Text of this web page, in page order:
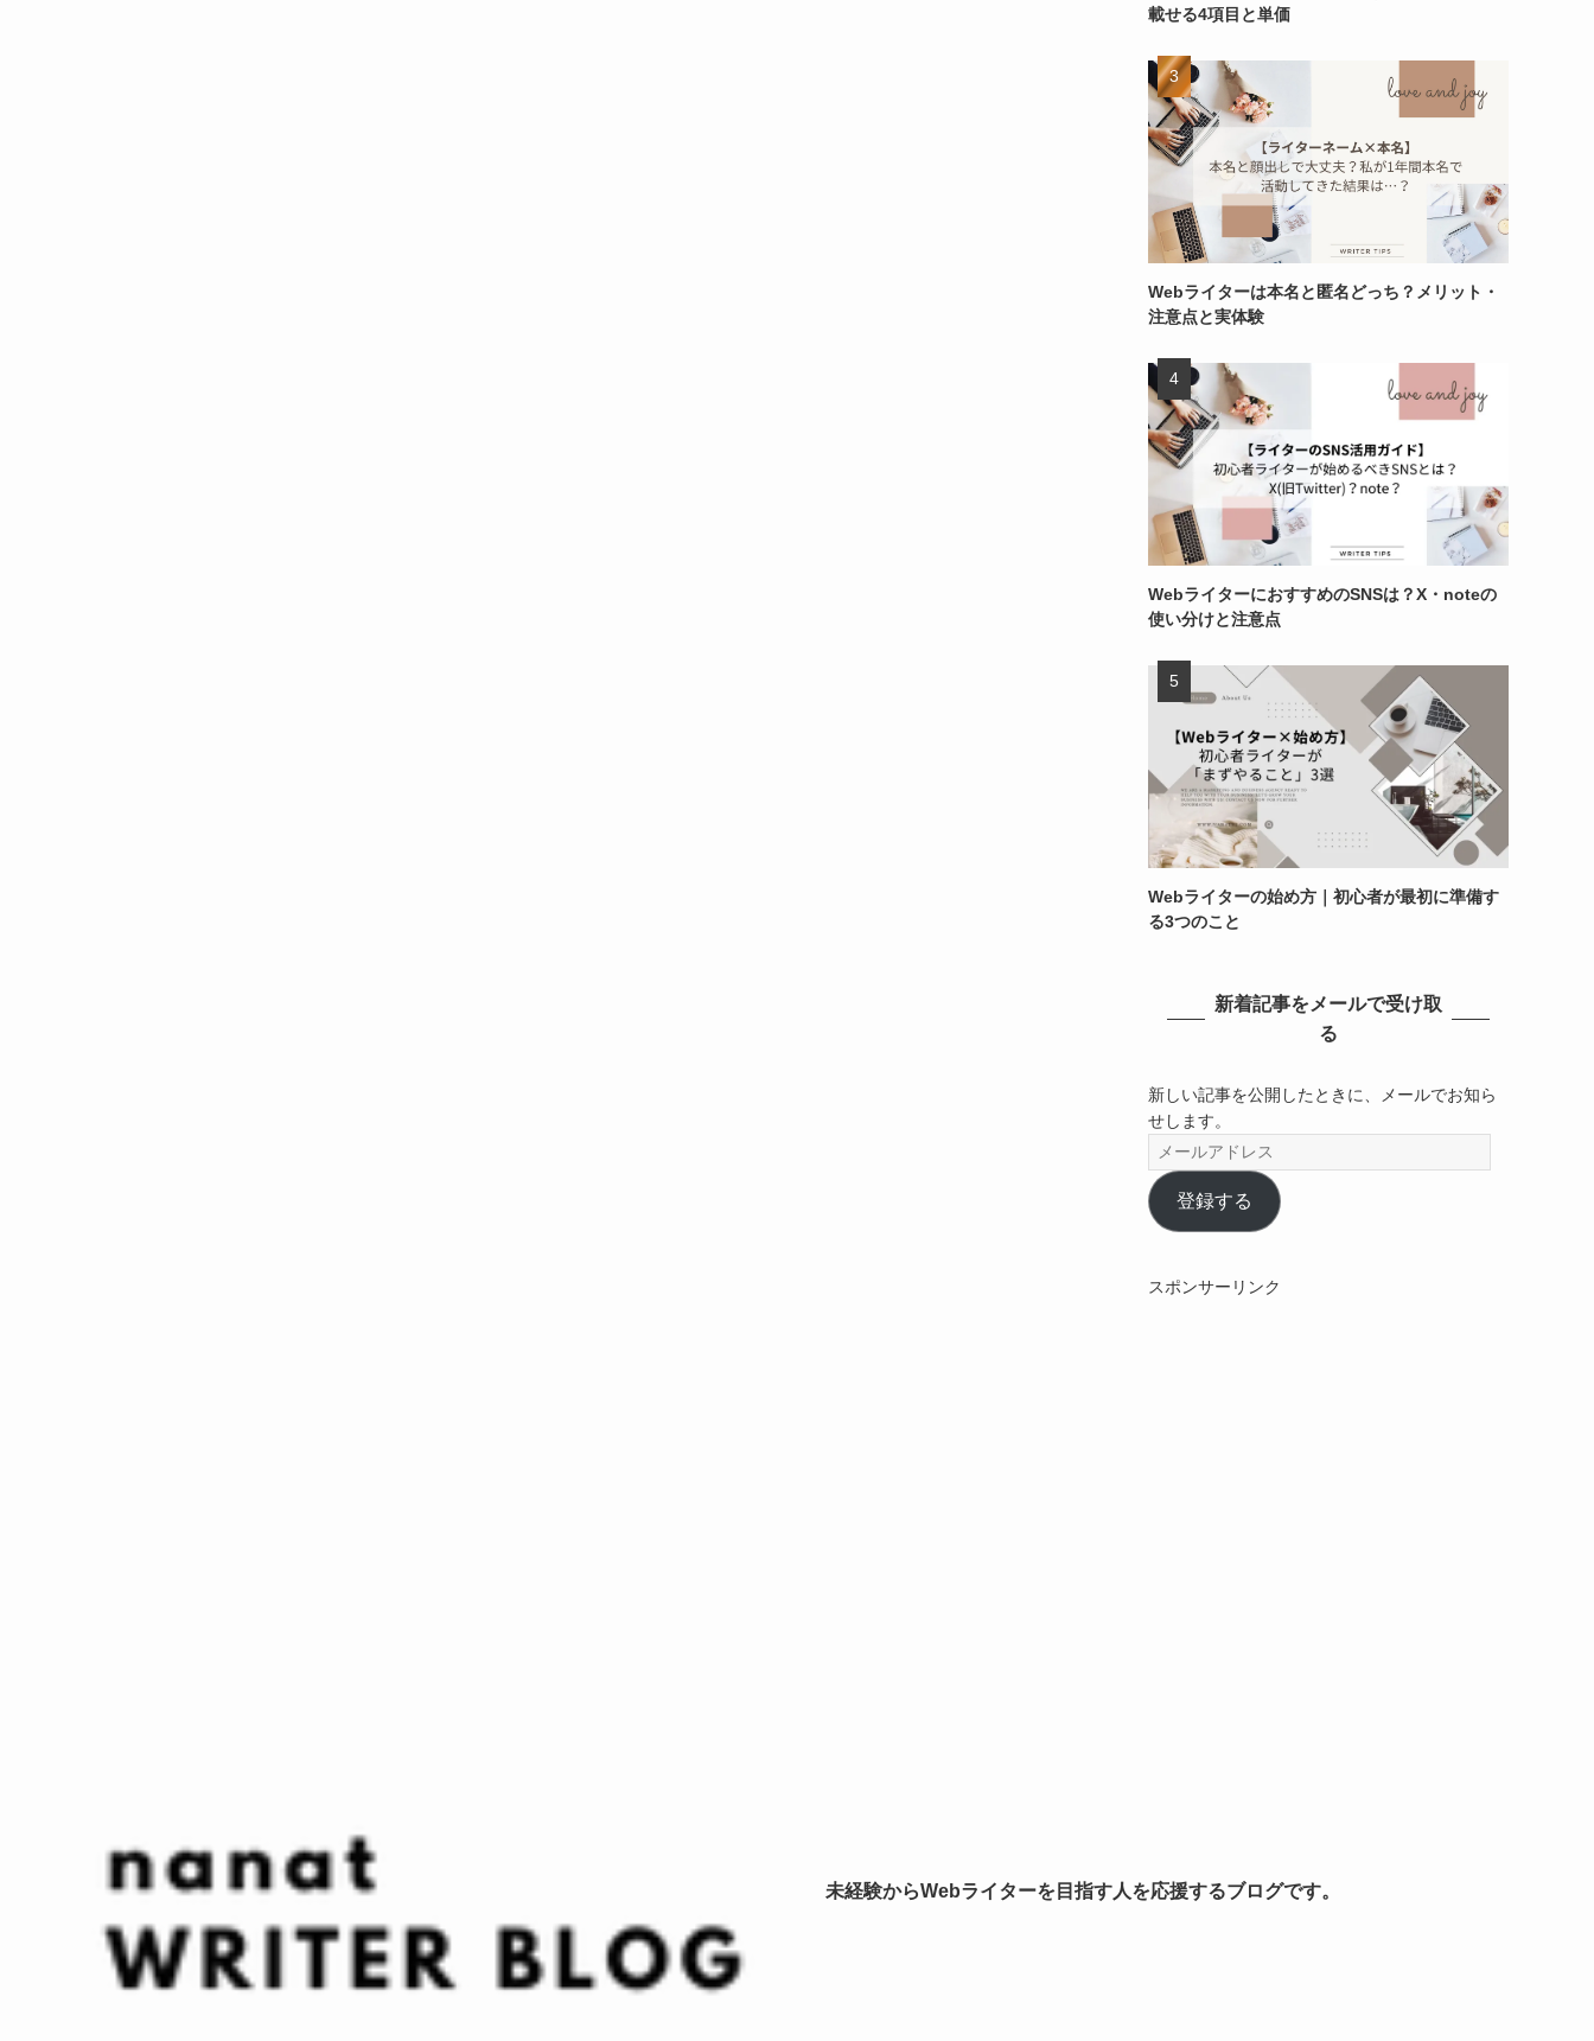
載せる4項目と単価
Webライターは本名と匿名どっち？メリット・
注意点と実体験
WebライターにおすすめのSNSは？X・noteの
使い分けと注意点
Webライターの始め方｜初心者が最初に準備す
る3つのこと
新着記事をメールで受け取
る
新しい記事を公開したときに、メールでお知ら
せします。
ー
ル
ア
登録する
スポンサーリンク
未経験からWebライターを目指す人を応援するブログです。